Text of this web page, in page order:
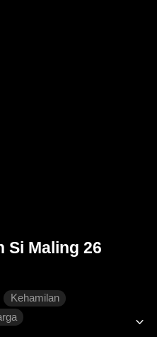
Si Maling 26
Kehamilan